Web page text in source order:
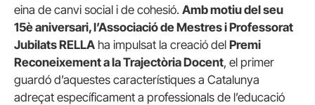
eina de canvi social i de cohesió. Amb motiu del seu
15è aniversari, l’Associació de Mestres i Professorat
Jubilats RELLA ha impulsat la creació del Premi
Reconeixement a la Trajectòria Docent, el primer
guardó d’aquestes característiques a Catalunya
adreçat específicament a professionals de l’educació